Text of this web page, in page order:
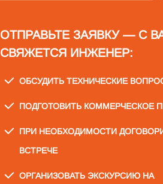
ОТПРАВЬТЕ ЗАЯВКУ — С
СВЯЖЕТСЯ ИНЖЕНЕР:
ОБСУДИТЬ ТЕХНИЧЕСКИЕ
ПОДГОТОВИТЬ КОММЕРЧЕСКОЕ
ПРИ НЕОБХОДИМОСТИ
ВСТРЕЧЕ
ОРГАНИЗОВАТЬ ЭКСКУРСИЮ НА